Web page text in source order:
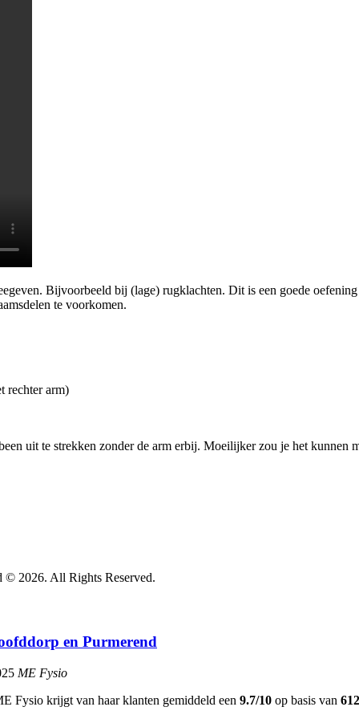
Bijvoorbeeld bij (lage) rugklachten. Dit is een goede
te voorkomen.
rechter arm)
uit te strekken zonder de arm erbij. Moeilijker zou je het kunnen
© 2026. All Rights Reserved.
en Purmerend
ME Fysio
Fysio krijgt van haar klanten gemiddeld een 9.7/10 op basis van 612